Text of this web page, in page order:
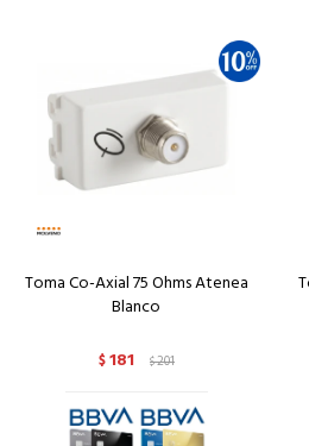
Toma Co-Axial 75 Ohms Atenea
Blanco
$181 $201